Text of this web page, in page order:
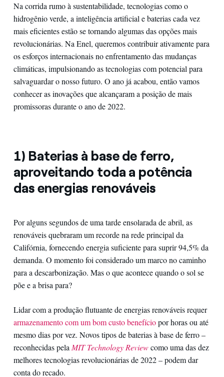
Na corrida rumo à sustentabilidade, tecnologias como o
hidrogênio verde, a inteligência artificial e baterias cada vez
mais eficientes estão se tornando algumas das opções mais
revolucionárias. Na Enel, queremos contribuir ativamente para
os esforços internacionais no enfrentamento das mudanças
climáticas, impulsionando as tecnologias com potencial para
salvaguardar o nosso futuro. O ano já acabou, então vamos
conhecer as inovações que alcançaram a posição de mais
promissoras durante o ano de 2022.
1) Baterias à base de ferro,
aproveitando toda a potência
das energias renováveis
Por alguns segundos de uma tarde ensolarada de abril, as
renováveis quebraram um recorde na rede principal da
Califórnia, fornecendo energia suficiente para suprir 94,5% da
demanda. O momento foi considerado um marco no caminho
para a descarbonização. Mas o que acontece quando o sol se
põe e a brisa para?
Lidar com a produção flutuante de energias renováveis requer
armazenamento com um bom custo benefíciopor horas ou até
mesmo dias por vez. Novos tipos de baterias à base de ferro –
reconhecidas pela MIT Technology Reviewcomo uma das dez
melhores tecnologias revolucionárias de 2022 – podem dar
conta do recado.